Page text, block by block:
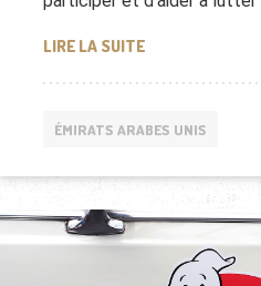
LIRE LA SUITESTART-UPS
ÉMIRATS ARABES UNIS